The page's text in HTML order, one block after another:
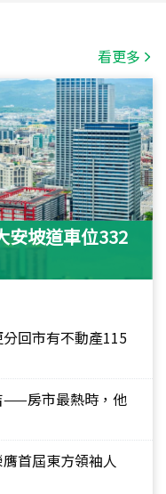
看更多
安坡道車位332
回市有不動產115
——房市最熱時，他
首屆東方領袖人